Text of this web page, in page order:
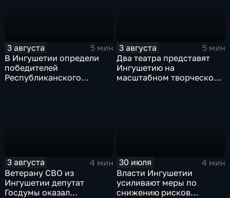
3 августа
5 мин
В Ингушетии определи
победителей
Республиканского
3 августа
5 мин
Два театра представят
Ингушетию на
масштабном творческом
3 августа
4 мин
Ветерану СВО из
Ингушетии депутат
Госдумы оказал
30 июля
4 мин
Власти Ингушетии
усиливают меры по
снижению рисков